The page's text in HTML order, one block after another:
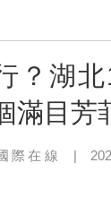
？湖
滿目芳
際在線 |